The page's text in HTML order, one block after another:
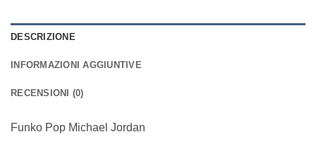
DESCRIZIONE
INFORMAZIONI AGGIUNTIVE
RECENSIONI (0)
Funko Pop Michael Jordan